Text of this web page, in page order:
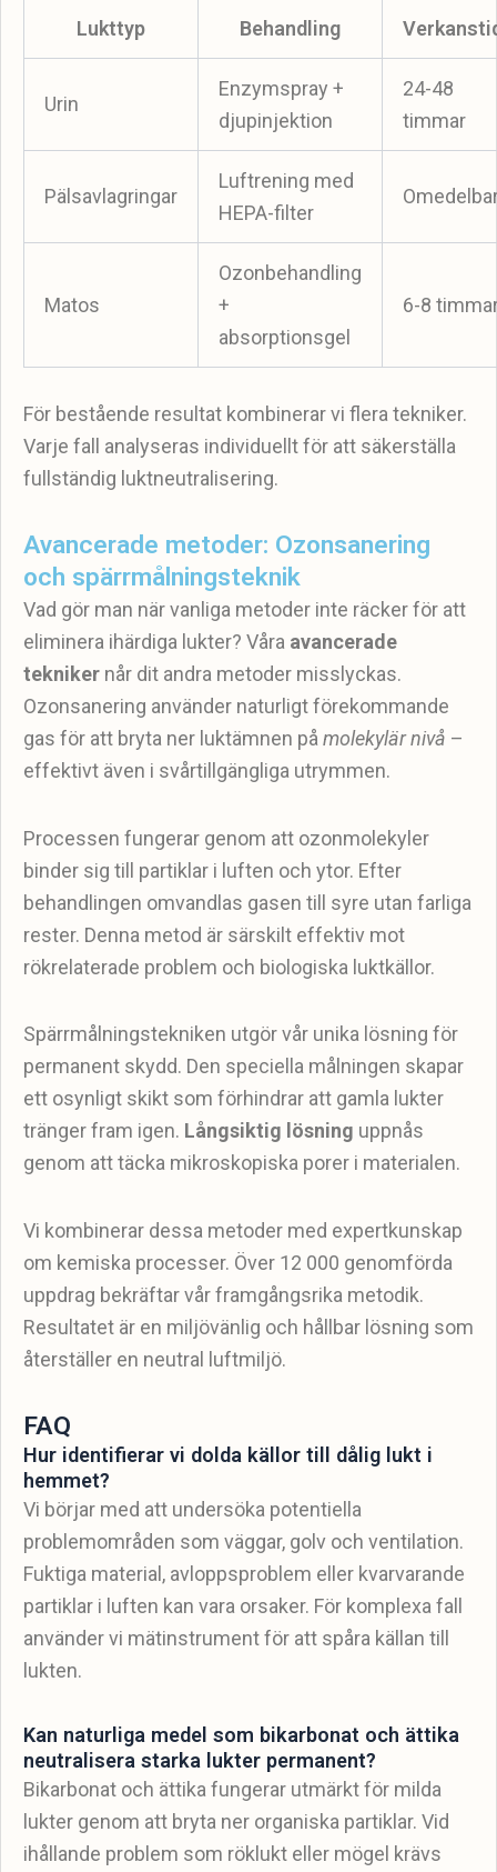
Lukttyp Behandling
Urin
Enzymspray +
djupinjektion
24-48
timmar
Pälsavlagringar
Luftrening med
HEPA-filter
Matos
Ozonbehandling
+
absorptionsgel
6-8
För bestående resultat kombinerar vi flera tekniker.
Varje fall analyseras individuellt för att säkerställa
fullständig luktneutralisering.
Avancerade metoder: Ozonsanering
och spärrmålningsteknik
Vad gör man när vanliga metoder inte räcker för att
eliminera ihärdiga lukter? Våra avancerade
tekniker når dit andra metoder misslyckas.
Ozonsanering använder naturligt förekommande
gas för att bryta ner luktämnen påmolekylär nivå –
effektivt även i svårtillgängliga utrymmen.
Processen fungerar genom att ozonmolekyler
binder sig till partiklar i luften och ytor. Efter
behandlingen omvandlas gasen till syre utan farliga
rester. Denna metod är särskilt effektiv mot
rökrelaterade problem och biologiska luktkällor.
Spärrmålningstekniken utgör vår unika lösning för
permanent skydd. Den speciella målningen skapar
ett osynligt skikt som förhindrar att gamla lukter
tränger fram igen. Långsiktig lösning uppnås
genom att täcka mikroskopiska porer i materialen.
Vi kombinerar dessa metoder med expertkunskap
om kemiska processer. Över 12 000 genomförda
uppdrag bekräftar vår framgångsrika metodik.
Resultatet är en miljövänlig och hållbar lösning som
återställer en neutral luftmiljö.
FAQ
Hur identifierar vi dolda källor till dålig lukt i
hemmet?
Vi börjar med att undersöka potentiella
problemområden som väggar, golv och ventilation.
Fuktiga material, avloppsproblem eller kvarvarande
partiklar i luften kan vara orsaker. För komplexa fall
använder vi mätinstrument för att spåra källan till
lukten.
Kan naturliga medel som bikarbonat och ättika
neutralisera starka lukter permanent?
Bikarbonat och ättika fungerar utmärkt för milda
lukter genom att bryta ner organiska partiklar. Vid
ihållande problem som röklukt eller mögel krävs